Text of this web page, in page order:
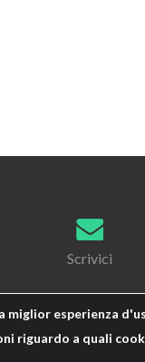
Scrivici
miglior esperienza
riguardo a quali